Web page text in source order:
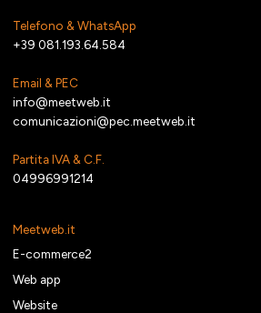
Telefono & WhatsApp
+39 081.193.64.584
Email & PEC
info@meetweb.it
comunicazioni@pec.meetweb.it
Partita IVA & C.F.
04996991214
Meetweb.it
E-commerce2
Web app
Website